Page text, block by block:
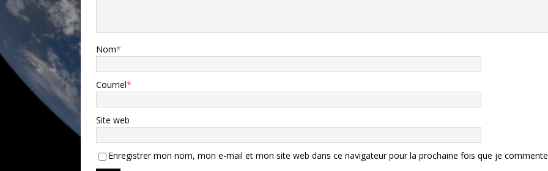
Nom*
Courriel*
Site web
Enregistrer mon nom, mon e-mail et mon site web dans ce navigateur pour la prochaine fois que je